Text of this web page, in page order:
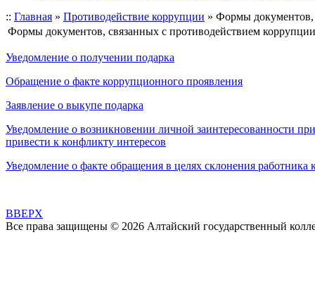
:: Главная » Противодействие коррупции » Формы документов,
Формы документов, связанных с противодействием
Уведомление о получении подарка
Обращение о факте коррупционного проявления
Заявление о выкупе подарка
Уведомление о возникновении личной заинтересованности
привести к конфликту интересов
Уведомление о факте обращения в целях склонения
BBEPX
Все права защищены © 2026 Алтайский государственный